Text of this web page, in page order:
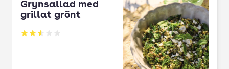
Grynsallad med
grillat grönt
Betyg: 2.5 av 5